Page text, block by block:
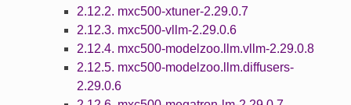
2.12.2. mxc500-xtuner-2.29.0.7
2.12.3. mxc500-vllm-2.29.0.6
2.12.4. mxc500-modelzoo.llm.vllm-2.29.0.8
2.12.5. mxc500-modelzoo.llm.diffusers-
2.29.0.6